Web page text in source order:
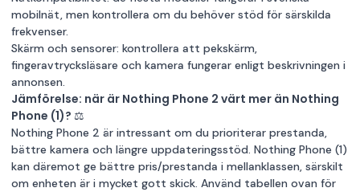
mobilnät, men kontrollera om du behöver stöd för särskilda
frekvenser.
Skärm och sensorer: kontrollera att pekskärm,
fingeravtrycksläsare och kamera fungerar enligt beskrivningen i
annonsen.
Jämförelse: när är Nothing Phone 2 värt mer än Nothing
Phone (1)? ⚖️
Nothing Phone 2 är intressant om du prioriterar prestanda,
bättre kamera och längre uppdateringsstöd. Nothing Phone (1)
kan däremot ge bättre pris/prestanda i mellanklassen, särskilt
om enheten är i mycket gott skick. Använd tabellen ovan för